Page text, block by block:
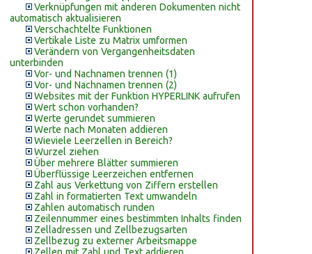
Verknüpfungen mit anderen Dokumenten nicht
automatisch aktualisieren
Verschachtelte Funktionen
Vertikale Liste zu Matrix umformen
Verändern von Vergangenheitsdaten
unterbinden
Vor- und Nachnamen trennen (1)
Vor- und Nachnamen trennen (2)
Websites mit der Funktion HYPERLINK aufrufen
Wert schon vorhanden?
Werte gerundet summieren
Werte nach Monaten addieren
Wieviele Leerzellen in Bereich?
Wurzel ziehen
Über mehrere Blätter summieren
Überflüssige Leerzeichen entfernen
Zahl aus Verkettung von Ziffern erstellen
Zahl in formatierten Text umwandeln
Zahlen automatisch runden
Zeilennummer eines bestimmten Inhalts finden
Zelladressen und Zellbezugsarten
Zellbezug zu externer Arbeitsmappe